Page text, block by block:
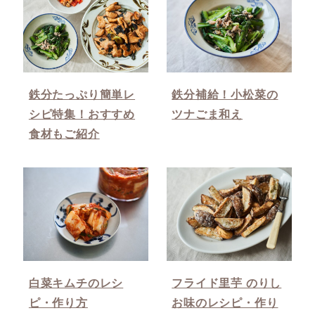
鉄分たっぷり簡単レ
シピ特集！おすすめ
食材もご紹介
鉄分補給！小松菜の
ツナごま和え
白菜キムチのレシ
ピ・作り方
フライド里芋 のりし
お味のレシピ・作り